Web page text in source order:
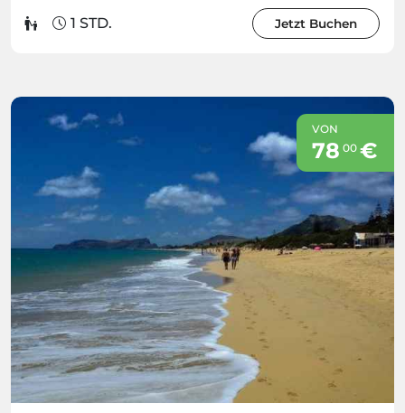
1 STD.
Jetzt Buchen
VON
78 00€